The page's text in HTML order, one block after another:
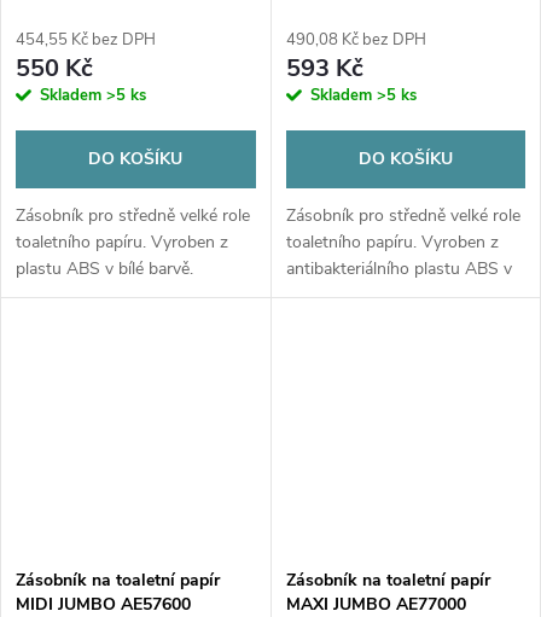
454,55 Kč bez DPH
550 Kč
Skladem >5 ks
DO KOŠÍKU
Zásobník pro středně velké role
toaletního papíru. Vyroben z
plastu ABS v bílé barvě.
490,08 Kč bez DPH
593 Kč
Skladem >5 ks
DO KOŠÍKU
Zásobník pro středně velké role
toaletního papíru. Vyroben z
antibakteriálního plastu ABS v
bílé barvě.
Zásobník na toaletní papír
MIDI JUMBO AE57600
Zásobník na toaletní papír
MAXI JUMBO AE77000